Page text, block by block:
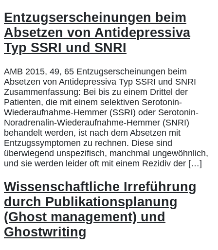
Entzugserscheinungen beim
Absetzen von Antidepressiva
Typ SSRI und SNRI
AMB 2015, 49, 65 Entzugserscheinungen beim
Absetzen von Antidepressiva Typ SSRI und SNRI
Zusammenfassung: Bei bis zu einem Drittel der
Patienten, die mit einem selektiven Serotonin-
Wiederaufnahme-Hemmer (SSRI) oder Serotonin-
Noradrenalin-Wiederaufnahme-Hemmer (SNRI)
behandelt werden, ist nach dem Absetzen mit
Entzugssymptomen zu rechnen. Diese sind
überwiegend unspezifisch, manchmal ungewöhnlich,
und sie werden leider oft mit einem Rezidiv der […]
Wissenschaftliche Irreführung
durch Publikationsplanung
(Ghost management) und
Ghostwriting